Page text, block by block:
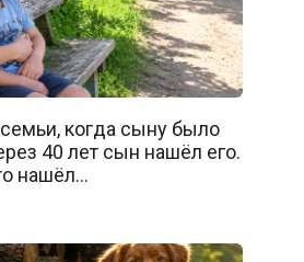
когда сыну было
40 лет сын нашёл его.
нашёл…